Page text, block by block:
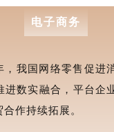
电子商务
，我国网络零售促进
进数实融合，平台企
作持续拓展。